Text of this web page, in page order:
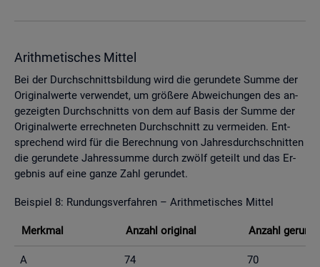
Arith­me­ti­sches Mit­tel
Bei der Durch­schnitts­bil­dung wird die ge­run­de­te Summe der
Ori­gi­nal­wer­te ver­wen­det, um grö­ße­re Ab­wei­chun­gen des an­
ge­zeig­ten Durch­schnitts von dem auf Basis der Summe der
Ori­gi­nal­wer­te er­rech­ne­ten Durch­schnitt zu ver­mei­den. Ent­
spre­chend wird für die Be­rech­nung von Jah­res­durch­schnit­ten
die ge­run­de­te Jah­res­sum­me durch zwölf ge­teilt und das Er­
geb­nis auf eine ganze Zahl ge­run­det.
Bei­spiel 8: Run­dungs­ver­fah­ren – Arith­me­ti­sches Mit­tel
Merk­mal An­zahl ori­gi­nal An­zahl
A 74 70